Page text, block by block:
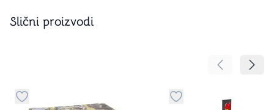
Slični proizvodi
Pomeranje
Dugme za dodavanje stvari u kategoriju omiljeno
Dugme za dodavanje